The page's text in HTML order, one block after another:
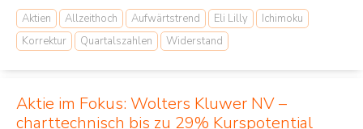
Aktien Allzeithoch Aufwärtstrend Eli Lilly
Ichimoku
Korrektur
Quartalszahlen Widerstand
Aktie im Fokus: Wolters Kluwer NV –
charttechnisch bis zu 29% Kurspotential